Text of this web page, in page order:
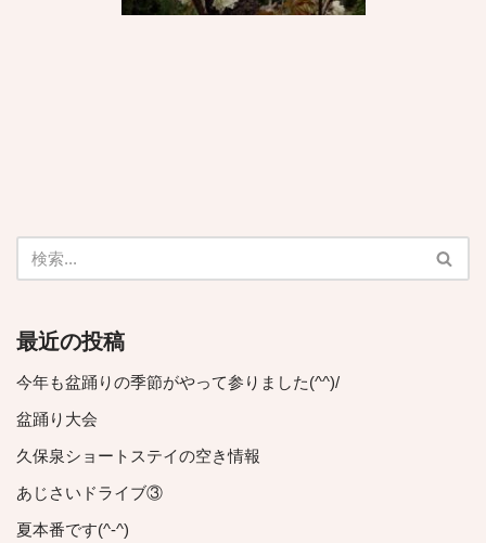
最近の投稿
今年も盆踊りの季節がやって参りました(^^)/
盆踊り大会
久保泉ショートステイの空き情報
あじさいドライブ③
夏本番です(^-^)